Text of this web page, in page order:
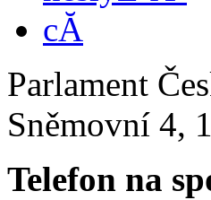
Parlament
Sněmovní 4,
Telefon na